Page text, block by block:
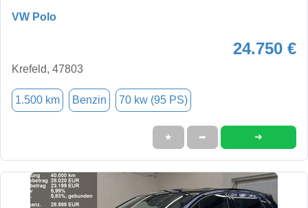
VW Polo
24.750 €
Krefeld, 47803
1.500 km Benzin 70 kw (95 PS)
★ ➦ ➜